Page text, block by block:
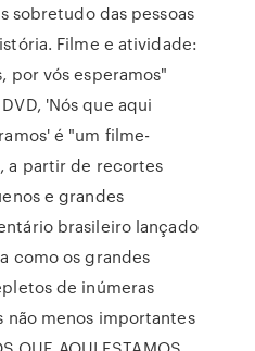
sobretudo das pessoas
Filme e atividade:
por vós esperamos"
'Nós que aqui
é "um filme-
a partir de recortes
e grandes
brasileiro lançado
como os grandes
de inúmeras
não menos importantes